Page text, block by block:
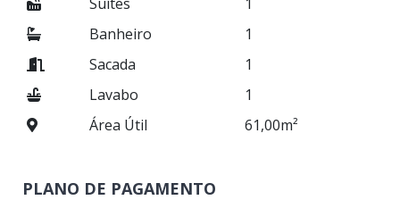
Banheiro
1
Sacada
1
Lavabo
1
Área Útil
61,00m²
PLANO DE PAGAMENTO